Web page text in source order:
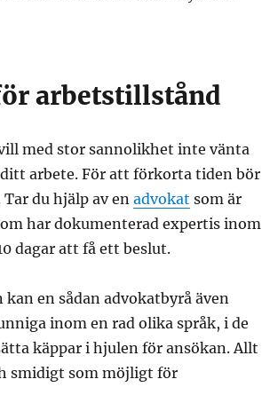
arbetstillstånd
med stor sannolikhet inte vänta
arbete. För att förkorta tiden bör
du hjälp av enadvokat som är
har dokumenterad expertis inom
dagar att få ett beslut.
en sådan advokatbyrå även
inom en rad olika språk, i de
käppar i hjulen för ansökan. Allt
smidigt som möjligt för